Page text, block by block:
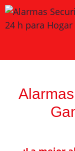
Saltar
al
contenido